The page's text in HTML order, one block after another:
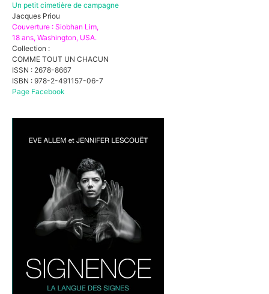
Un petit cimetière de campagne
Jacques Priou
Couverture : Siobhan Lim,
18 ans, Washington, USA.
Collection :
COMME TOUT UN CHACUN
ISSN : 2678-8667
ISBN : 978-2-491157-06-7
Page Facebook